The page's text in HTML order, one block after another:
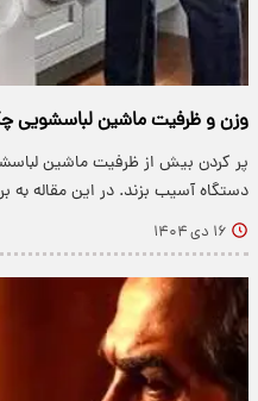
وزن و ظرفیت ماشین لباسشویی
پر کردن بیش از ظرفیت ماشین
دستگاه آسیب بزند. در این مقاله
۱۶ دی ۱۴۰۴